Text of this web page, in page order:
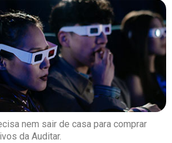
nem sair de casa para comprar
da Auditar.